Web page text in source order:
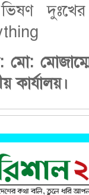
মো:
কার্যালয়।